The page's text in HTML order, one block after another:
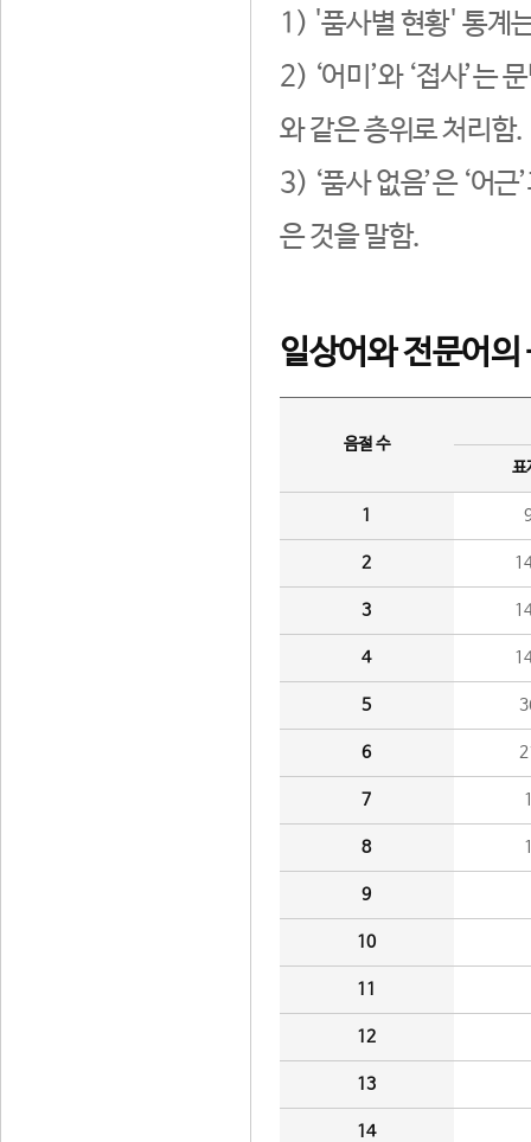
1) '품사별 현황' 통계
2) ‘어미’와 ‘접사’는
와 같은 층위로 처리함.
3) ‘품사 없음’은 ‘어
은 것을 말함.
일상어와 전문어의
음절 수
표
1
2
3
4
5
6
7
8
9
10
11
12
13
14